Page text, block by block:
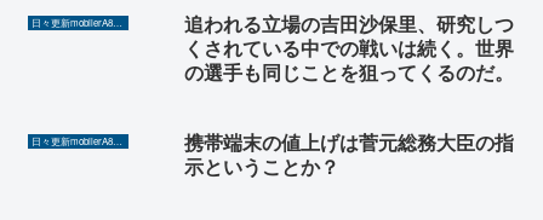
追われる立場の吉田沙保里、研究しつ
くされている中での戦いは続く。世界
の選手も同じことを狙ってくるのだ。
携帯端末の値上げは菅元総務大臣の指
示ということか？